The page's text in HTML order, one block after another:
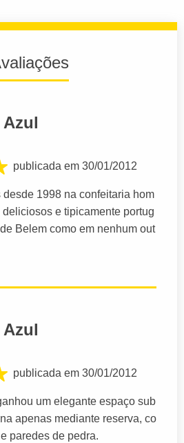
Azul
publicada em 30/01/2012
desde 1998 na confeitaria hom
e tipicamente portug
Belem como em nenhum out
Azul
publicada em 30/01/2012
um elegante espaço sub
apenas mediante reserva, co
paredes de pedra.